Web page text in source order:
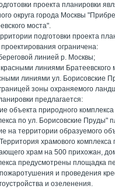
проекта планировки
округа города Москвы
моста".
подготовки проекта
ограничена:
линией р. Москвы;
красными линиями Братеевского
линиями ул. Борисовские
зоны охраняемого
предлагается:
объекта природного
по ул. Борисовские Пруды"
на территории образуемого
храмового
храм на 500 прихожан,
предусмотрены площадка
и проведения
и озеленения.